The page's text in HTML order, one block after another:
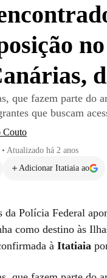
que fazem parte do
que buscam
Couto
• Atualizado há 2 anos
Adicionar Itatiaia ao
da Polícia Federal
como destino às
à Itatiaia